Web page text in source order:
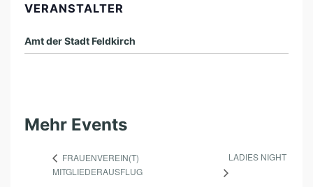
VERANSTALTER
Amt der Stadt Feldkirch
Mehr Events
FRAUENVEREIN(T)
MITGLIEDERAUSFLUG
LADIES NIGHT